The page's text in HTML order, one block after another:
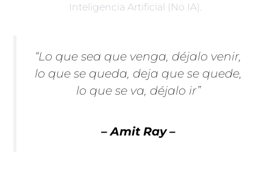
Inteligencia Artificial (No IA).
“Lo que sea que venga, déjalo venir,
lo que se queda, deja que se quede,
lo que se va, déjalo ir”
– Amit Ray –